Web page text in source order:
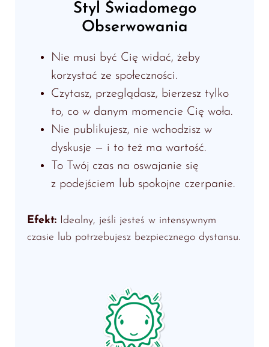
Styl Świadomego
Obserwowania
Nie musi być Cię widać, żeby
korzystać ze społeczności.
Czytasz, przeglądasz, bierzesz tylko
to, co w danym momencie Cię woła.
Nie publikujesz, nie wchodzisz w
dyskusje — i to też ma wartość.
To Twój czas na oswajanie się
z podejściem lub spokojne czerpanie.
Efekt: Idealny, jeśli jesteś w intensywnym
czasie lub potrzebujesz bezpiecznego dystansu.